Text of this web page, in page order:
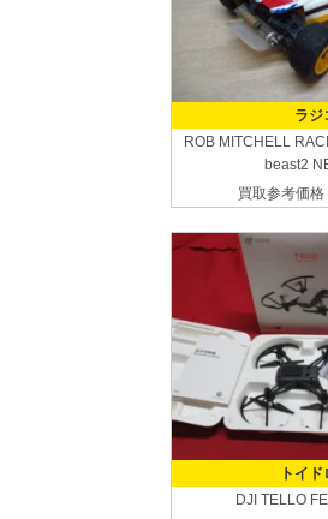
ラジ
ROB MITCHELL
beast2
買取参考価格
トイ
DJI TELLO